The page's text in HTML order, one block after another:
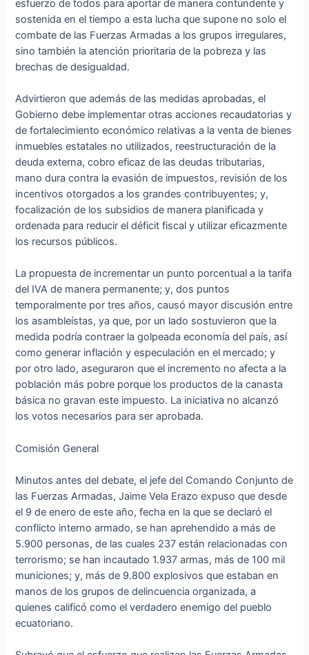
esfuerzo de todos para aportar de manera contundente y
sostenida en el tiempo a esta lucha que supone no solo el
combate de las Fuerzas Armadas a los grupos irregulares,
sino también la atención prioritaria de la pobreza y las
brechas de desigualdad.
Advirtieron que además de las medidas aprobadas, el
Gobierno debe implementar otras acciones recaudatorias y
de fortalecimiento económico relativas a la venta de bienes
inmuebles estatales no utilizados, reestructuración de la
deuda externa, cobro eficaz de las deudas tributarias,
mano dura contra la evasión de impuestos, revisión de los
incentivos otorgados a los grandes contribuyentes; y,
focalización de los subsidios de manera planificada y
ordenada para reducir el déficit fiscal y utilizar eficazmente
los recursos públicos.
La propuesta de incrementar un punto porcentual a la tarifa
del IVA de manera permanente; y, dos puntos
temporalmente por tres años, causó mayor discusión entre
los asambleístas, ya que, por un lado sostuvieron que la
medida podría contraer la golpeada economía del país, así
como generar inflación y especulación en el mercado; y
por otro lado, aseguraron que el incremento no afecta a la
población más pobre porque los productos de la canasta
básica no gravan este impuesto. La iniciativa no alcanzó
los votos necesarios para ser aprobada.
Comisión General
Minutos antes del debate, el jefe del Comando Conjunto de
las Fuerzas Armadas, Jaime Vela Erazo expuso que desde
el 9 de enero de este año, fecha en la que se declaró el
conflicto interno armado, se han aprehendido a más de
5.900 personas, de las cuales 237 están relacionadas con
terrorismo; se han incautado 1.937 armas, más de 100 mil
municiones; y, más de 9.800 explosivos que estaban en
manos de los grupos de delincuencia organizada, a
quienes calificó como el verdadero enemigo del pueblo
ecuatoriano.